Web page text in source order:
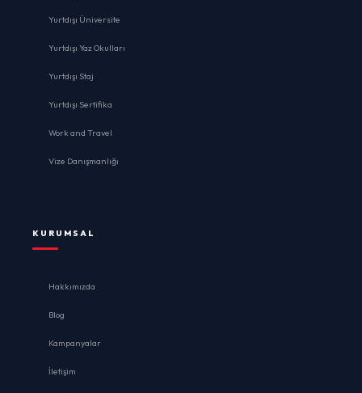
Yurtdışı Üniversite
Yurtdışı Yaz Okulları
Yurtdışı Staj
Yurtdışı Sertifika
Work and Travel
Vize Danışmanlığı
KURUMSAL
Hakkımızda
Blog
Kampanyalar
İletişim